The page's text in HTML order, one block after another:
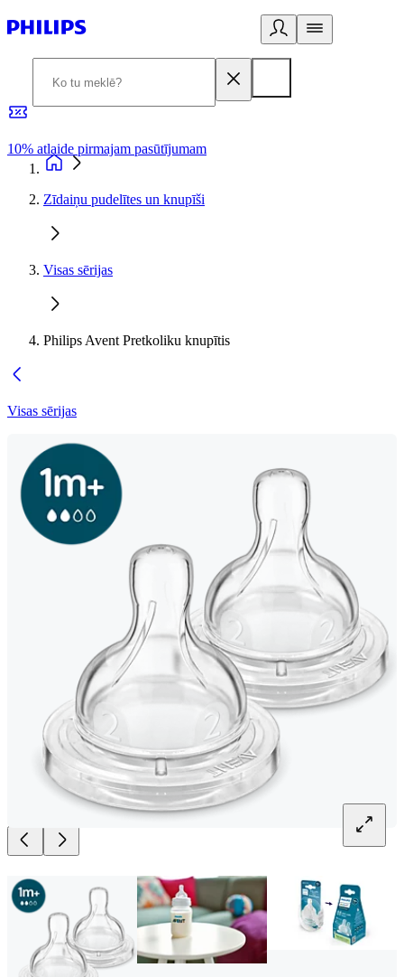
10% atlaide pirmajam pasūtījumam
Zīdaiņu pudelītes un knupīši
Visas sērijas
Philips Avent Pretkoliku knupītis
Visas sērijas